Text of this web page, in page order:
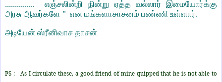
............... எஞ்சலின்றி நின்று ஏத்த வல்லார் இமையோர்க்கு
அரசு ஆவர்களே " என மங்களாசாசனம் பண்ணி உள்ளார்.
அடியேன் ஸ்ரீனிவாச தாசன்
PS : As I circulate these, a good friend of mine quipped that he is not able to